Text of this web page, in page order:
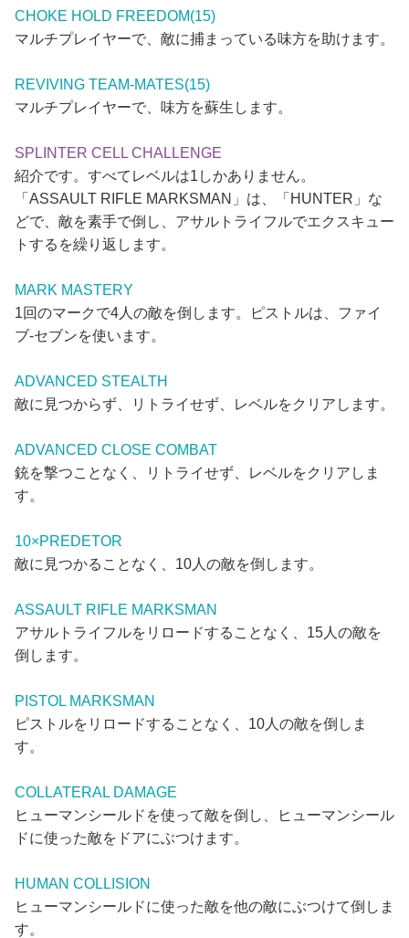
CHOKE HOLD FREEDOM(15)
マルチプレイヤーで、敵に捕まっている味方を助けます。
REVIVING TEAM-MATES(15)
マルチプレイヤーで、味方を蘇生します。
SPLINTER CELL CHALLENGE
紹介です。すべてレベルは1しかありません。
「ASSAULT RIFLE MARKSMAN」は、「HUNTER」な
どで、敵を素手で倒し、アサルトライフルでエクスキュー
トするを繰り返します。
MARK MASTERY
1回のマークで4人の敵を倒します。ピストルは、ファイ
ブ-セブンを使います。
ADVANCED STEALTH
敵に見つからず、リトライせず、レベルをクリアします。
ADVANCED CLOSE COMBAT
銃を撃つことなく、リトライせず、レベルをクリアしま
す。
10×PREDETOR
敵に見つかることなく、10人の敵を倒します。
ASSAULT RIFLE MARKSMAN
アサルトライフルをリロードすることなく、15人の敵を
倒します。
PISTOL MARKSMAN
ピストルをリロードすることなく、10人の敵を倒しま
す。
COLLATERAL DAMAGE
ヒューマンシールドを使って敵を倒し、ヒューマンシール
ドに使った敵をドアにぶつけます。
HUMAN COLLISION
ヒューマンシールドに使った敵を他の敵にぶつけて倒しま
す。